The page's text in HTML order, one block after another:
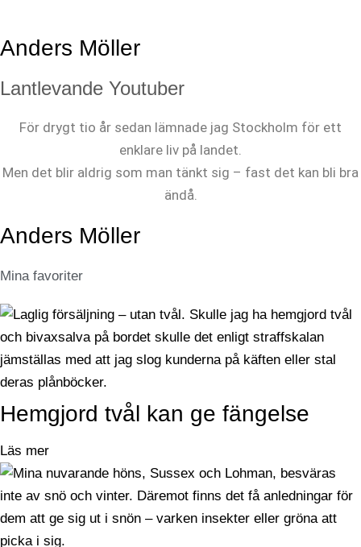
Anders Möller
Lantlevande Youtuber
För drygt tio år sedan lämnade jag Stockholm för ett
enklare liv på landet.
Men det blir aldrig som man tänkt sig – fast det kan bli bra
ändå.
Anders Möller
Mina favoriter
Hemgjord tvål kan ge fängelse
Läs mer